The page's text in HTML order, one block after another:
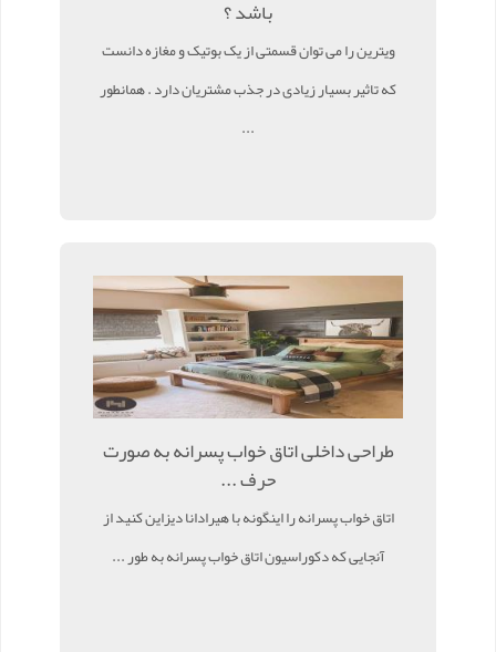
باشد ؟
ویترین را می توان قسمتی از یک بوتیک و مغازه دانست
که تاثیر بسیار زیادی در جذب مشتریان دارد . همانطور
...
طراحی داخلی اتاق خواب پسرانه به صورت
حرف ...
اتاق خواب پسرانه را اینگونه با هیرادانا دیزاین کنید از
آنجایی که دکوراسیون اتاق خواب پسرانه به طور ...